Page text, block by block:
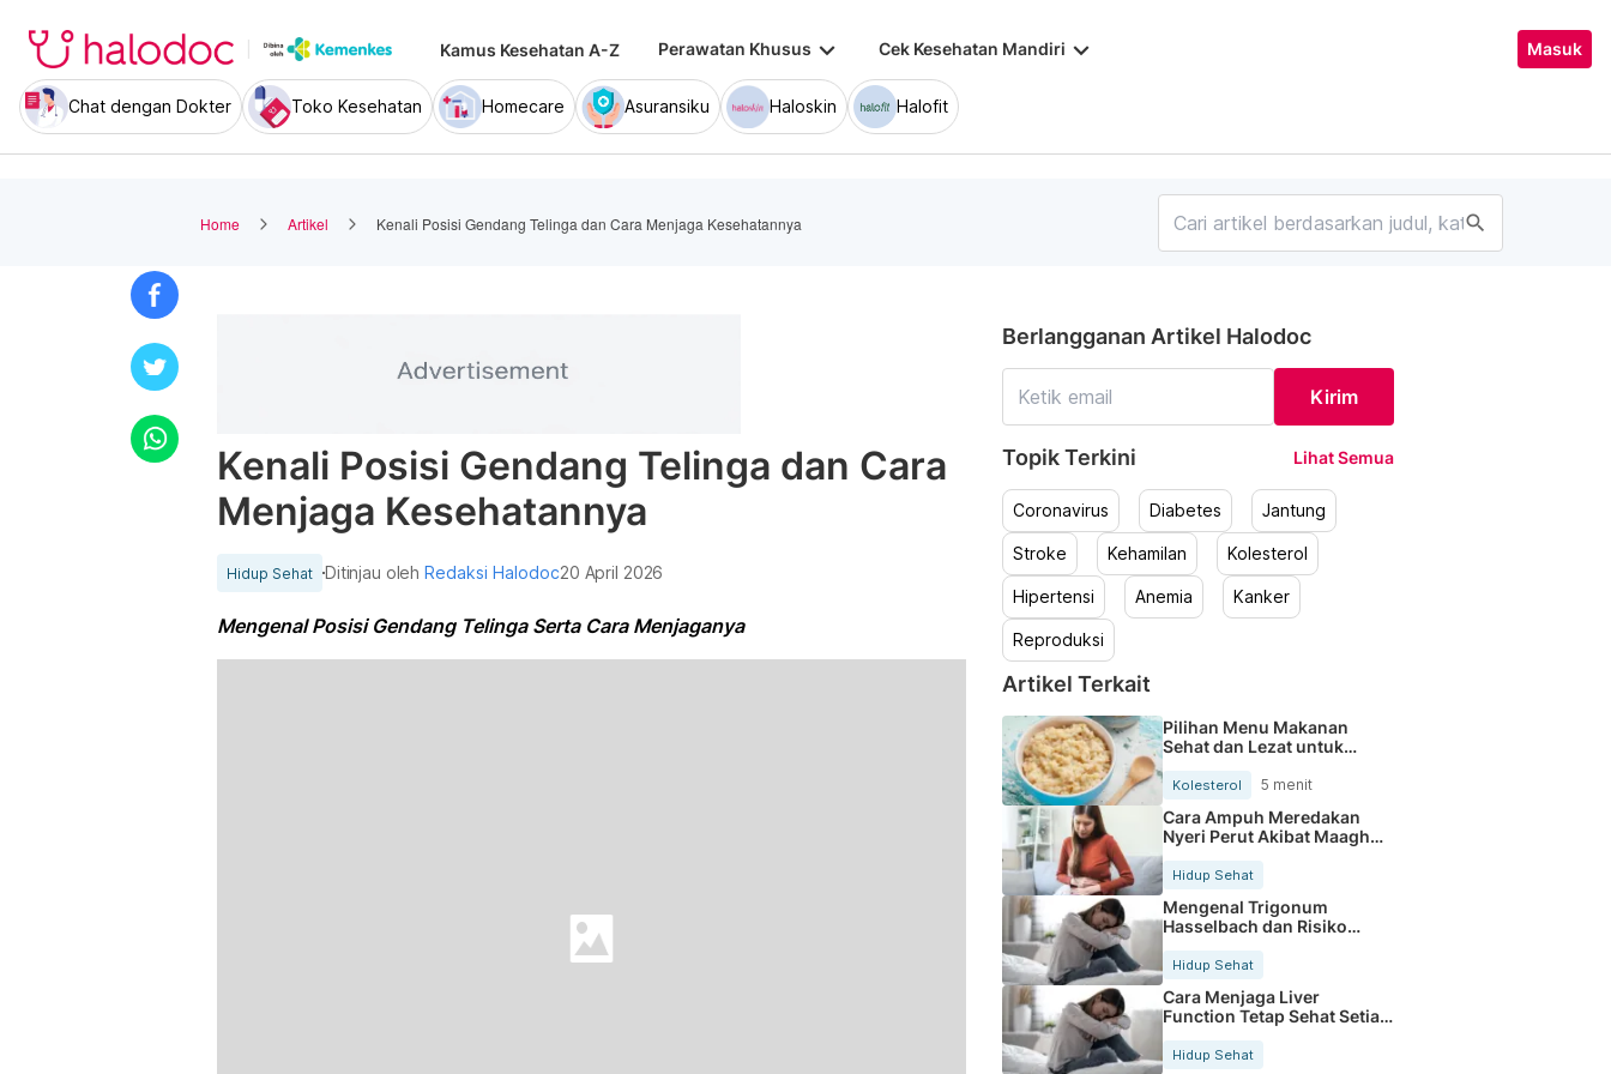
Kamus Kesehatan A-Z Perawatan Khusus keyboard_arrow_down Cek Kesehatan Mandiri keyboard_arrow_down Masuk
Chat dengan Dokter Toko Kesehatan Homecare Asuransiku Haloskin Halofit
Home Artikel Kenali Posisi Gendang Telinga dan Cara Menjaga Kesehatannya search
Kenali Posisi Gendang Telinga dan Cara
Menjaga Kesehatannya
Hidup Sehat Ditinjau olehRedaksi Halodoc20 April 2026
Mengenal Posisi Gendang Telinga Serta Cara Menjaganya
Berlangganan Artikel Halodoc
Kirim
Topik Terkini Lihat Semua
Coronavirus Diabetes Jantung
Stroke Kehamilan Kolesterol
Hipertensi Anemia Kanker
Reproduksi
Artikel Terkait
Pilihan Menu Makanan
Sehat dan Lezat untuk
Mengurangi Kolesterol
Kolesterol 5 menit
Cara Ampuh Meredakan
Nyeri Perut Akibat Maagh
Kambuh
Hidup Sehat
Mengenal Trigonum
Hasselbach dan Risiko
Hidup Sehat
Cara Menjaga Liver
Function Tetap Sehat Setiap
Hidup Sehat